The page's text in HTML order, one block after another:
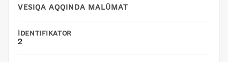
VESIQA AQQINDA MALÜMAT
İDENTIFIKATOR
2